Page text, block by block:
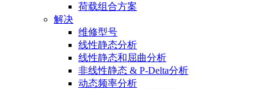
荷载组合方案
解决
维修型号
线性静态分析
线性静态和屈曲分析
非线性静态 & P-Delta分析
动态频率分析